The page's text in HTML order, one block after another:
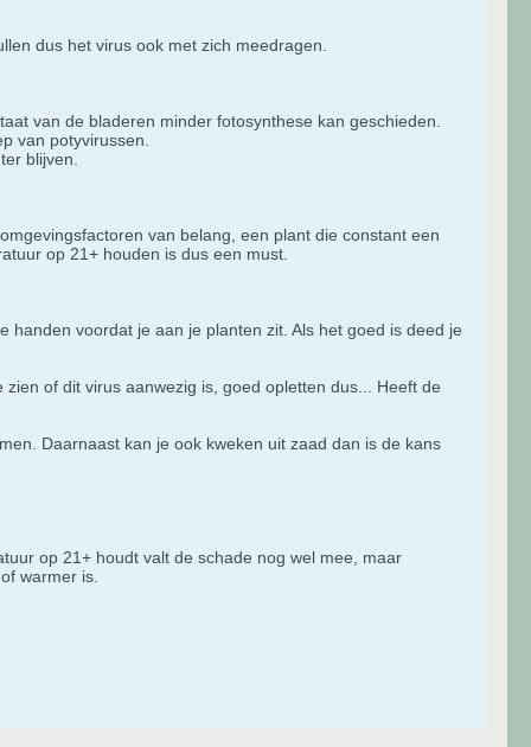
dus het virus ook met zich meedragen.
van de bladeren minder fotosynthese kan geschieden.
van potyvirussen.
blijven.
van belang, een plant die constant een
op 21+ houden is dus een must.
voordat je aan je planten zit. Als het goed is deed je
of dit virus aanwezig is, goed opletten dus... Heeft de
Daarnaast kan je ook kweken uit zaad dan is de kans
op 21+ houdt valt de schade nog wel mee, maar
warmer is.